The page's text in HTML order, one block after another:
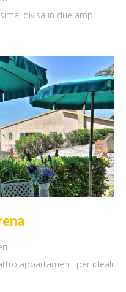
divisa in due ampi
appartamenti per ideali